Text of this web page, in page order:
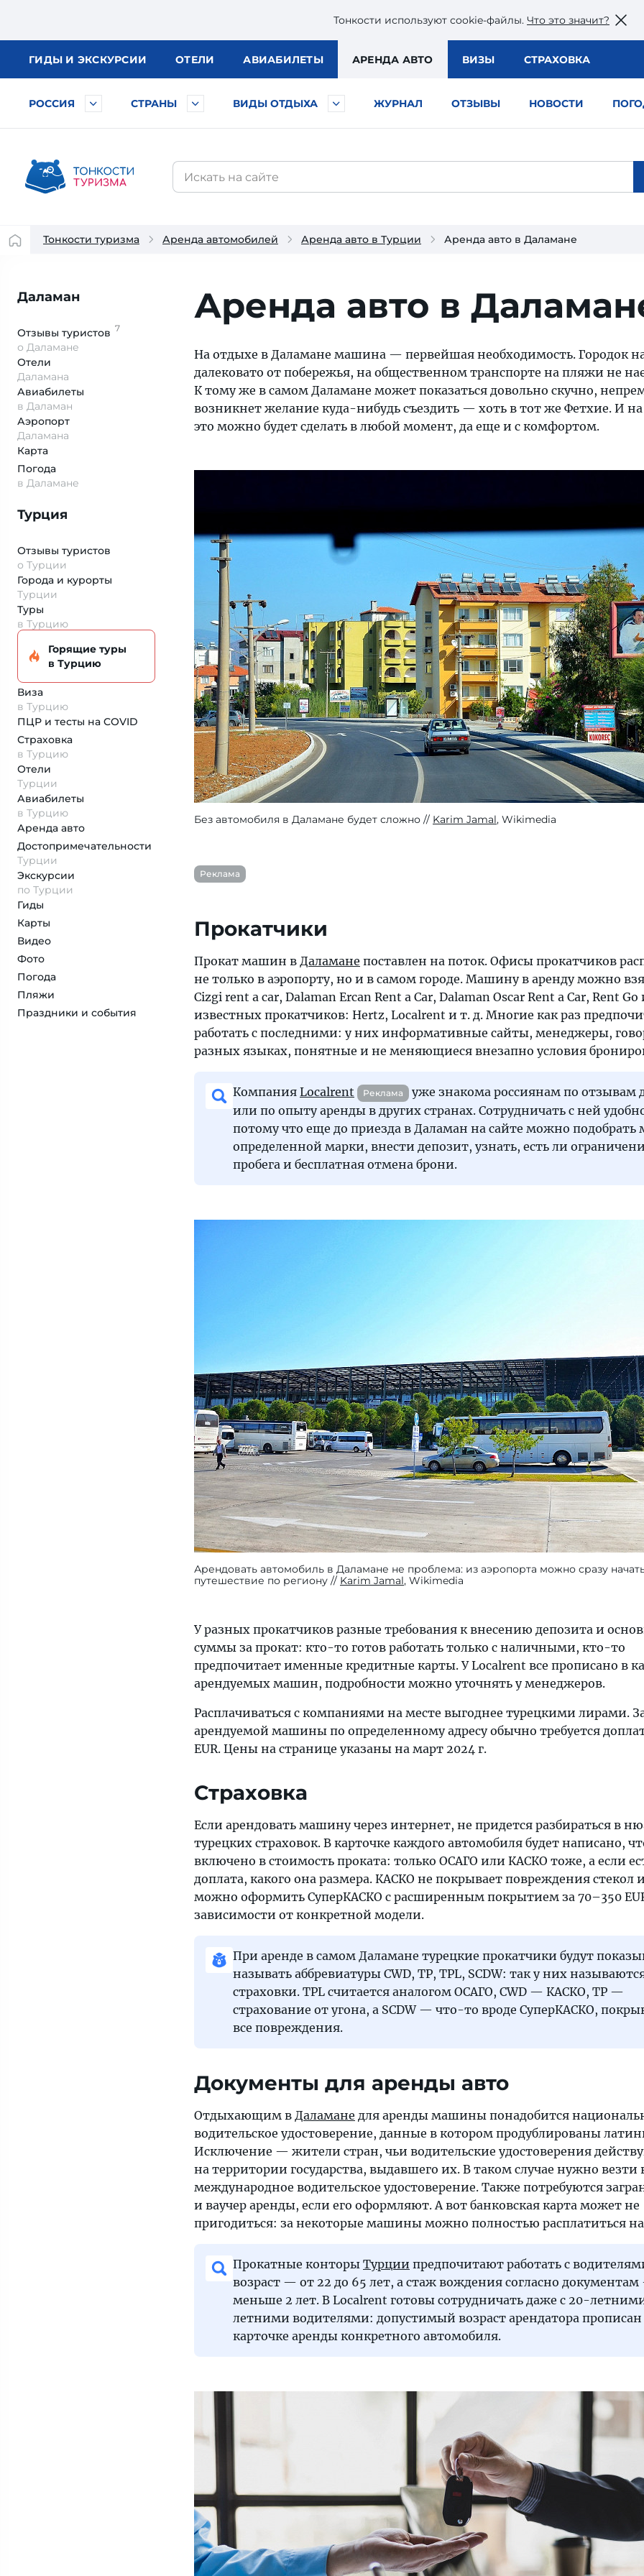
Тонкости используют сookie-файлы. Что это значит?
ГИДЫ И ЭКСКУРСИИ ОТЕЛИ АВИАБИЛЕТЫ АРЕНДА АВТО ВИЗЫ СТРАХОВКА
РОССИЯ СТРАНЫ ВИДЫ ОТДЫХА ЖУРНАЛ ОТЗЫВЫ НОВОСТИ
Тонкости туризма Аренда автомобилей Аренда авто в Турции Аренда авто в Даламане
Даламан
Отзывы туристов 7
о Даламане
Отели
Даламана
Авиабилеты
в Даламан
Аэропорт
Даламана
Карта
Погода
в Даламане
Турция
Отзывы туристов
о Турции
Города и курорты
Турции
Туры
в Турцию
Горящие туры
в Турцию
Виза
в Турцию
ПЦР и тесты на COVID
Страховка
в Турцию
Отели
Турции
Авиабилеты
в Турцию
Аренда авто
Достопримеча­тельности
Турции
Экскурсии
по Турции
Гиды
Карты
Видео
Фото
Погода
Пляжи
Праздники и события
Аренда авто в
На отдыхе в Даламане машина — первейшая необходимость. Городок
далековато от побережья, на общественном транспорте на пляжи не
К тому же в самом Даламане может показаться довольно скучно,
возникнет желание куда-нибудь съездить — хоть в тот же Фетхие. И
это можно будет сделать в любой момент, да еще и с комфортом.
Без автомобиля в Даламане будет сложно Karim Jamal, Wikimedia
Реклама
Прокатчики
Прокат машин в Даламане поставлен на поток. Офисы прокатчиков
не только в аэропорту, но и в самом городе. Машину в аренду можно
Cizgi rent a car, Dalaman Ercan Rent a Car, Dalaman Oscar Rent a Car, Rent Go
известных прокатчиков: Hertz, Localrent и т. д. Многие как раз
работать с последними: у них информативные сайты, менеджеры,
разных языках, понятные и не меняющиеся внезапно условия
Компания Localrent Реклама
уже знакома россиянам по отзывам
или по опыту аренды в других странах. Сотрудничать с ней
потому что еще до приезда в Даламан на сайте можно
определенной марки, внести депозит, узнать, есть ли
пробега и бесплатная отмена брони.
Арендовать автомобиль в Даламане не проблема: из аэропорта можно сразу
путешествие по региону
Karim Jamal, Wikimedia
У разных прокатчиков разные требования к внесению депозита и
суммы за прокат: кто-то готов работать только с наличными, кто-то
предпочитает именные кредитные карты. У Localrent все прописано в
арендуемых машин, подробности можно уточнять у менеджеров.
Расплачиваться с компаниями на месте выгоднее турецкими лирами.
арендуемой машины по определенному адресу обычно требуется
EUR. Цены на странице указаны на март 2024 г.
Страховка
Если арендовать машину через интернет, не придется разбираться в
турецких страховок. В карточке каждого автомобиля будет написано,
включено в стоимость проката: только ОСАГО или КАСКО тоже, а если
доплата, какого она размера. КАСКО не покрывает повреждения стекол
можно оформить СуперКАСКО с расширенным покрытием за 70–350
зависимости от конкретной модели.
При аренде в самом Даламане турецкие прокатчики будут
называть аббревиатуры CWD, TP, TPL, SCDW: так у них
страховки. TPL считается аналогом ОСАГО, CWD — КАСКО, TP —
страхование от угона, а SCDW — что-то вроде СуперКАСКО,
все повреждения.
Документы для аренды авто
Отдыхающим в Даламане для аренды машины понадобится
водительское удостоверение, данные в котором продублированы
Исключение — жители стран, чьи водительские удостоверения
на территории государства, выдавшего их. В таком случае нужно везти
международное водительское удостоверение. Также потребуются
и ваучер аренды, если его оформляют. А вот банковская карта может не
пригодиться: за некоторые машины можно полностью расплатиться
Прокатные конторы Турции предпочитают работать с
возраст — от 22 до 65 лет, а стаж вождения согласно
меньше 2 лет. В Localrent готовы сотрудничать даже с 20-
летними водителями: допустимый возраст арендатора прописан
карточке аренды конкретного автомобиля.